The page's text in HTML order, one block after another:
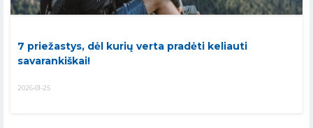
7 priežastys, dėl kurių verta pradėti keliauti
savarankiškai!
2026-01-25